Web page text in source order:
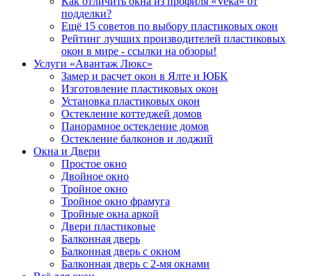
подделки?
Ещё 15 советов по выбору пластиковых окон
Рейтинг лучших производителей пластиковых
окон в мире - ссылки на обзоры!
Услуги «Авантаж Люкс»
Замер и расчет окон в Ялте и ЮБК
Изготовление пластиковых окон
Установка пластиковых окон
Остекление коттеджей домов
Панорамное остекление домов
Остекление балконов и лоджий
Окна и Двери
Простое окно
Двойное окно
Тройное окно
Тройное окно фрамуга
Тройные окна аркой
Двери пластиковые
Балконная дверь
Балконная дверь с окном
Балконная дверь с 2-мя окнами